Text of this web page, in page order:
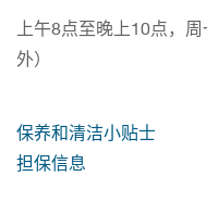
上午8点至晚上10点，
外）
保养和清洁小贴士
担保信息